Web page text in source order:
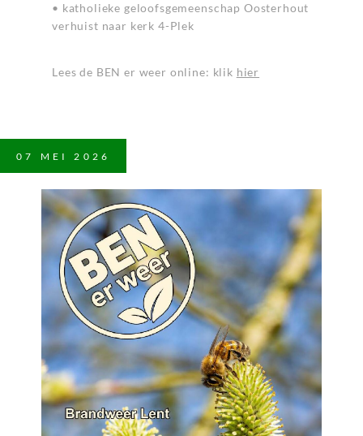
• katholieke geloofsgemeenschap Oosterhout
verhuist naar kerk 4-Plek
Lees de BEN er weer online: klik hier
07 MEI 2026